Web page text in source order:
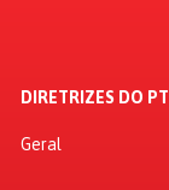
DIRETRIZES DO PT
Geral